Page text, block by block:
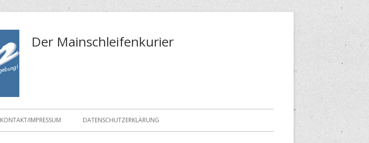
Der Mainschleifenkurier
KONTAKT/IMPRESSUM DATENSCHUTZERKLÄRUNG